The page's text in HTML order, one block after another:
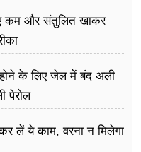
कम और संतुलित खाकर
के लिए जेल में बंद अली
पेरोल
लें ये काम, वरना न मिलेगा